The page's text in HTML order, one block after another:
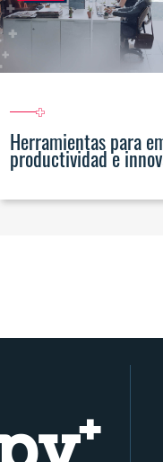
Herramientas para
productividad e